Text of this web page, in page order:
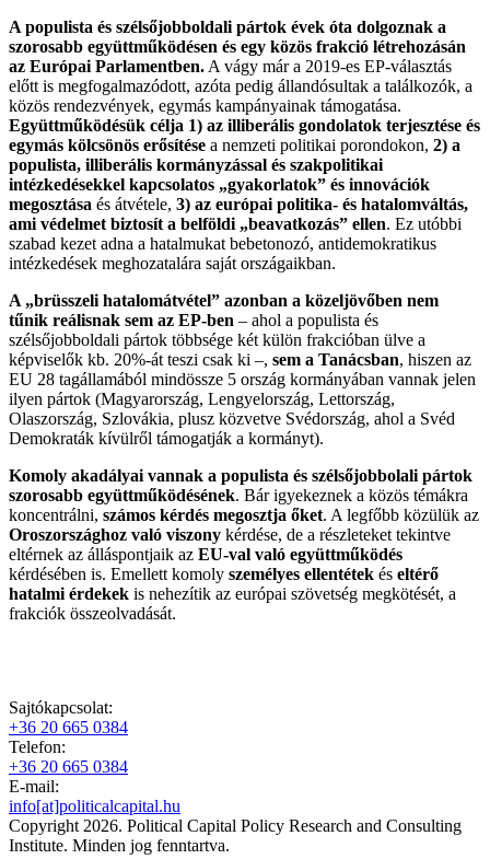
A populista és szélsőjobboldali pártok évek óta dolgoznak a
szorosabb együttműködésen és egy közös frakció létrehozásán
az Európai Parlamentben. A vágy már a 2019-es EP-választás
előtt is megfogalmazódott, azóta pedig állandósultak a találkozók, a
közös rendezvények, egymás kampányainak támogatása.
Együttműködésük célja 1) az illiberális gondolatok terjesztése és
egymás kölcsönös erősítése a nemzeti politikai porondokon, 2) a
populista, illiberális kormányzással és szakpolitikai
intézkedésekkel kapcsolatos „gyakorlatok” és innovációk
megosztása és átvétele, 3) az európai politika- és hatalomváltás,
ami védelmet biztosít a belföldi „beavatkozás” ellen. Ez utóbbi
szabad kezet adna a hatalmukat bebetonozó, antidemokratikus
intézkedések meghozatalára saját országaikban.
A „brüsszeli hatalomátvétel” azonban a közeljövőben nem
tűnik reálisnak sem az EP-ben – ahol a populista és
szélsőjobboldali pártok többsége két külön frakcióban ülve a
képviselők kb. 20%-át teszi csak ki –, sem a Tanácsban, hiszen az
EU 28 tagállamából mindössze 5 ország kormányában vannak jelen
ilyen pártok (Magyarország, Lengyelország, Lettország,
Olaszország, Szlovákia, plusz közvetve Svédország, ahol a Svéd
Demokraták kívülről támogatják a kormányt).
Komoly akadályai vannak a populista és szélsőjobbolali pártok
szorosabb együttműködésének. Bár igyekeznek a közös témákra
koncentrálni, számos kérdés megosztja őket. A legfőbb közülük az
Oroszországhoz való viszony kérdése, de a részleteket tekintve
eltérnek az álláspontjaik az EU-val való együttműködés
kérdésében is. Emellett komoly személyes ellentétek és eltérő
hatalmi érdekek is nehezítik az európai szövetség megkötését, a
frakciók összeolvadását.
Sajtókapcsolat:
+36 20 665 0384
Telefon:
+36 20 665 0384
E-mail:
info[at]politicalcapital.hu
Copyright 2026. Political Capital Policy Research and Consulting
Institute. Minden jog fenntartva.